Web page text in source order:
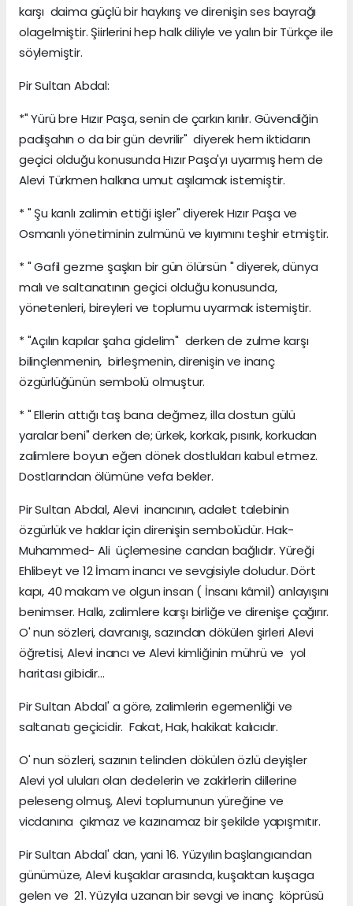
karşı daima güçlü bir haykırış ve direnişin ses bayrağı
olagelmiştir. Şiirlerini hep halk diliyle ve yalın bir Türkçe ile
söylemiştir.
Pir Sultan Abdal:
*" Yürü bre Hızır Paşa, senin de çarkın kırılır. Güvendiğin
padişahın o da bir gün devrilir" diyerek hem iktidarın
geçici olduğu konusunda Hızır Paşa'yı uyarmış hem de
Alevi Türkmen halkına umut aşılamak istemiştir.
* " Şu kanlı zalimin ettiği işler" diyerek Hızır Paşa ve
Osmanlı yönetiminin zulmünü ve kıyımını teşhir etmiştir.
* " Gafil gezme şaşkın bir gün ölürsün " diyerek, dünya
malı ve saltanatının geçici olduğu konusunda,
yönetenleri, bireyleri ve toplumu uyarmak istemiştir.
* "Açılın kapılar şaha gidelim" derken de zulme karşı
bilinçlenmenin, birleşmenin, direnişin ve inanç
özgürlüğünün sembolü olmuştur.
* " Ellerin attığı taş bana değmez, illa dostun gülü
yaralar beni" derken de; ürkek, korkak, pısırık, korkudan
zalimlere boyun eğen dönek dostlukları kabul etmez.
Dostlarından ölümüne vefa bekler.
Pir Sultan Abdal, Alevi inancının, adalet talebinin
özgürlük ve haklar için direnişin sembolüdür. Hak-
Muhammed- Ali üçlemesine candan bağlıdır. Yüreği
Ehlibeyt ve 12 İmam inancı ve sevgisiyle doludur. Dört
kapı, 40 makam ve olgun insan ( İnsanı kâmil) anlayışını
benimser. Halkı, zalimlere karşı birliğe ve direnişe çağırır.
O' nun sözleri, davranışı, sazından dökülen şirleri Alevi
öğretisi, Alevi inancı ve Alevi kimliğinin mührü ve yol
haritası gibidir...
Pir Sultan Abdal' a göre, zalimlerin egemenliği ve
saltanatı geçicidir. Fakat, Hak, hakikat kalıcıdır.
O' nun sözleri, sazının telinden dökülen özlü deyişler
Alevi yol uluları olan dedelerin ve zakirlerin dillerine
peleseng olmuş, Alevi toplumunun yüreğine ve
vicdanına çıkmaz ve kazınamaz bir şekilde yapışmıtır.
Pir Sultan Abdal' dan, yani 16. Yüzyılın başlangıcından
günümüze, Alevi kuşaklar arasında, kuşaktan kuşaga
gelen ve 21. Yüzyıla uzanan bir sevgi ve inanç köprüsü